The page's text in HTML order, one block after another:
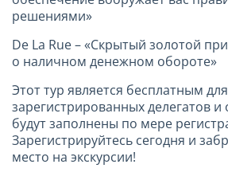
решениями»
De La Rue – «Скрытый золотой
о наличном денежном обороте»
Этот тур является бесплатным для
зарегистрированных делегатов и
будут заполнены по мере
Зарегистрируйтесь сегодня и
место на экскурсии!